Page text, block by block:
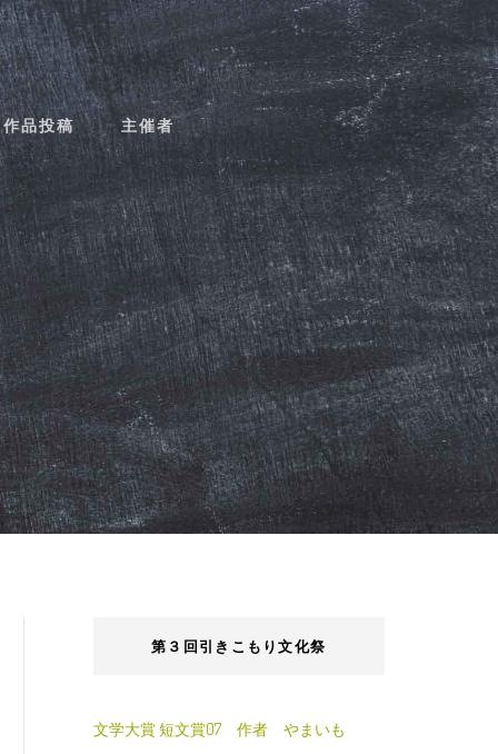
作品投稿 主催者
第３回引きこもり文化祭
文学大賞 短文賞07 作者 やまいも